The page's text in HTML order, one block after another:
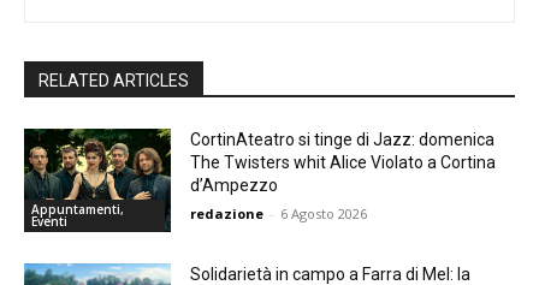
RELATED ARTICLES
Appuntamenti,
Eventi
CortinAteatro si tinge di Jazz: domenica
The Twisters whit Alice Violato a Cortina
d’Ampezzo
redazione - 6 Agosto 2026
Solidarietà in campo a Farra di Mel: la